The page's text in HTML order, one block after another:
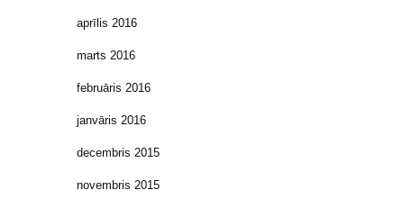
aprīlis 2016
marts 2016
februāris 2016
janvāris 2016
decembris 2015
novembris 2015